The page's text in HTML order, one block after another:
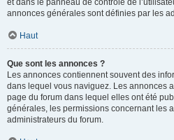
et dans le panneau de contrôle de
annonces générales sont définies par les
Haut
Que sont les annonces ?
Les annonces contiennent souvent des
dans lequel vous naviguez. Les annonces
page du forum dans lequel elles ont été
générales, les permissions concernant les
administrateurs du forum.